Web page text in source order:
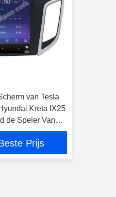
van Tesla
Kreta IX25
de Speler Van
Prijs